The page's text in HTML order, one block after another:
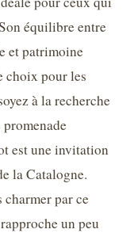
équilibre entre
et patrimoine
choix pour les
à la recherche
est une invitation
la Catalogne.
par ce
un peu